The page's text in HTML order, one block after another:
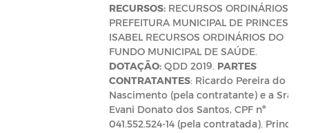
RECURSOS:RECURSOS ORDINÁRIOS DA
PREFEITURA MUNICIPAL DE PRINCESA
ISABEL RECURSOS ORDINÁRIOS DO
FUNDO MUNICIPAL DE SAÚDE.
DOTAÇÃO:QDD 2019. PARTES
CONTRATANTES: Ricardo Pereira do
Nascimento (pela contratante) e a Sra.
Evani Donato dos Santos, CPF nº
041.552.524-14 (pela contratada). Princesa